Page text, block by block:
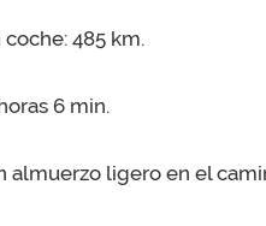
485 km.
6 min.
almuerzo ligero en el